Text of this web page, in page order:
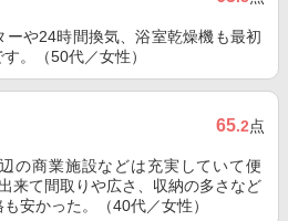
や24時間換気、浴室乾燥機も最初
。（50代／女性）
65.2点
の商業施設などは充実していて便
来て間取りや広さ、収納の多さなど
安かった。（40代／女性）